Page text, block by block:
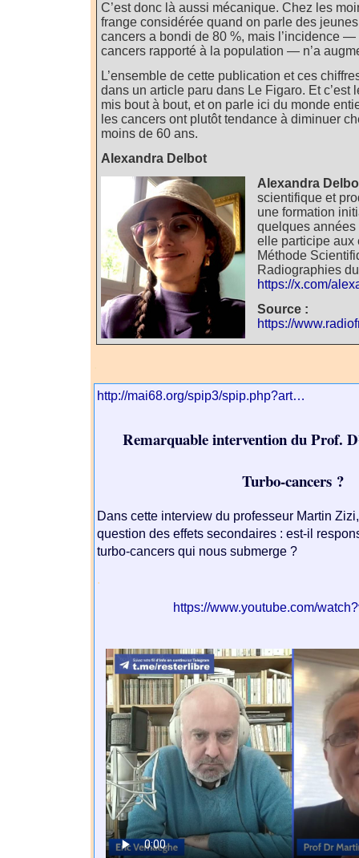
C’est donc là aussi mécanique. Chez les
frange considérée quand on parle des
cancers a bondi de 80 %, mais l’incidence
cancers rapporté à la population — n’a
L’ensemble de cette publication et ces
dans un article paru dans Le Figaro. Et c’est
mis bout à bout, et on parle ici du monde
les cancers ont plutôt tendance à diminuer
moins de 60 ans.
Alexandra Delbot
Alexandra
scientifique et
une formation
quelques
elle participe aux
Méthode
Radiographies
https://x.com/
Source :
https://
http://mai68.org/spip3/spip.php?art…
Remarquable intervention du Prof. D
Turbo-cancers ?
Dans cette interview du professeur Martin
question des effets secondaires : est-il
turbo-cancers qui nous submerge ?
.
https://www.youtube.com/